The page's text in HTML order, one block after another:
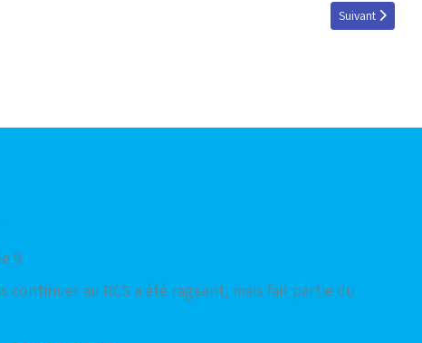
Article suivant :
Suivant
9
continuer au RCS a été rageant, mais fait partie du